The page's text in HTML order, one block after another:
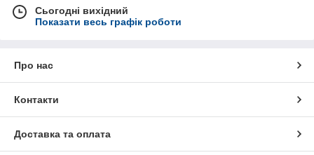
Сьогодні вихідний
Показати весь графік роботи
Про нас
Контакти
Доставка та оплата